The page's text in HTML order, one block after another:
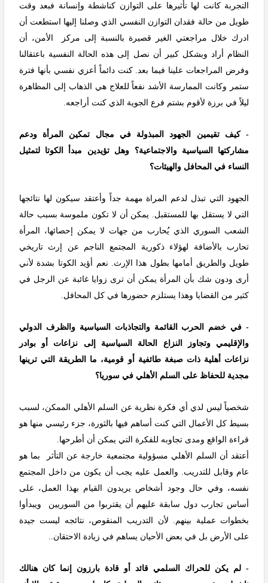
التجربة كانت لها تأثيرها على التوازن كناشطة وإنسانة فبعد وقت
طويل من حالة فقدان التوازن النفسي الذي وصلنا إليها استطعت أن
ادرك خلال مراجعتي الغير قصيرة بالنسبة إلى مركز الأمن، أن
النظام أراد وبشكل كبير أن نصل إلى هذه الحالة النفسية باعتقالنا
وفرض المراجعات علينا فيما بعد. كنت دائماً أعزي نفسي بأنها فترة
ستمر وكانت الممارسة الأشد نفعاً للعلاج هي الذهاب إلى المظاهرة
ليلاً في برزة لأقوم بشتم فرع الجوية الذي كنت أراجعه.
- كيف تقيمين الجهود المبذولة في مجال تمكين المرأة ودعم
مشاركتها السياسية والاجتماعية؟ وهل تؤيدين مبدأ الكوتا لتمثيل
النساء في المحافل والهيئات؟
الجهود التي تبذل لدعم المراة مهمة جداً وأعتقد سيكون لها نتائجها
التي لا يستقل بها للمستقبل. يمكن أن لا تكون ملموسة بسبب حالة
الشعب السوري الذي يُحارب من جهات لا يمكن إحصائها، المرأة
تحارب بالأضافة لهؤلاء ذكورية المجتمع الناجم عن إرث تاريخي
طويل والطريق أمامها بطول هذا الإرث. نعم أؤيد الكوتا بشدة لأني
أرى ودون شك بأن المرأة يمكن أن ترى زوايا غائبة عن الرجل في
كثير من القضايا وهذا يستلزم حضورها في كل المحافل.
- في خضم الحرب القائمة والتجاذبات السياسية والظرف الدولي
والإقليمي وتجاوز النزاع الحالة السياسية إلى نزاعات أو بوادر
نزاعات أهلية ذات صبغة طائفية أو قومية، ما الطريقة التي ترينها
مجدية للحفاظ على السلم الأهلي في سوريا؟
شخصياً ليس لدي أي فكرة نظرية عن السلم الأهلي الممكن، لسبب
بسيط كل الأعمال التي كنت أساهم فيها بالثورة، جزء رئيسي منها هو
قراءة الواقع ومدى تجاوبه للفكرة التي يمكن أن أطرحها.
أعتقد أن السلم الأهلي مسؤولية مجتمعية خارجة عن التأثر بما هو
عام وقابل للتدريب. والعمل عليه يجب أن يكون من داخل المجتمع
نفسه، وفي حال وجود أشخاص يريدون القيام بهذا العمل، على
أساس تجارب دول سابقة عليهم أن يقتربوا من السوريين ويبدأوا
بخطوات عملية بينهم. لأن التدريب المنقوص، نتائجه ليست جيدة
على الأرض بل في بعض الأحيان يساهم في زيادة الاحتقان..
- لم يكن للحراك السلمي قائد أو قادة بارزون إنما كان هنالك